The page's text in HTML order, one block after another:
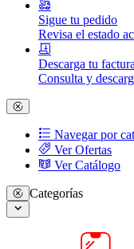
Sigue tu pedido
Revisa el estado
Descarga tu factura
Consulta y
Navegar por
Ver Ofertas
Ver Catálogo
Categorías